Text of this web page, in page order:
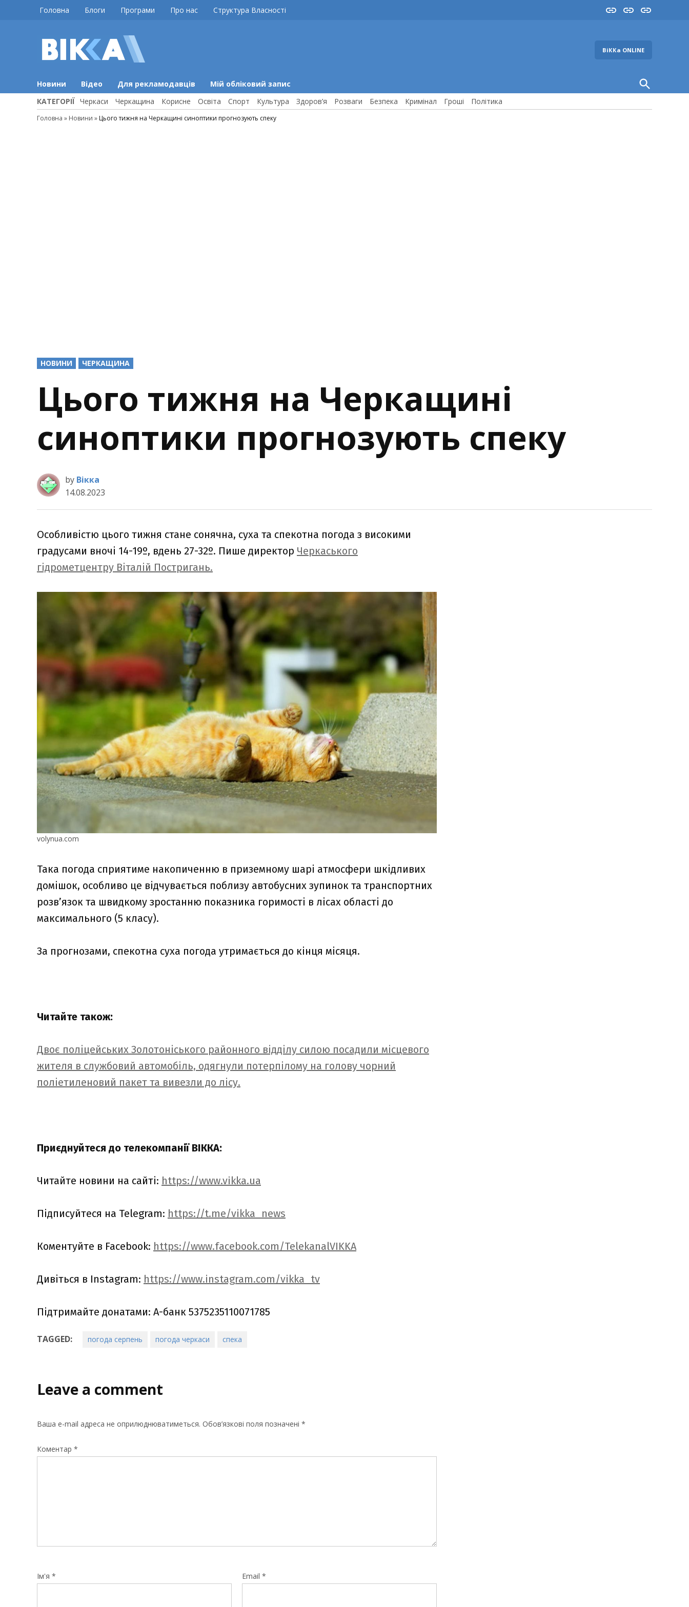
Головна Блоги Програми Про нас Структура Власності InstaYouTube
FB
ВіККа ONLINE
Новини Відео Для рекламодавців Мій обліковий запис
Open
Search
КАТЕГОРІЇ Черкаси Черкащина Корисне Освіта Спорт Культура Здоров’я Розваги Безпека Кримінал Гроші Політика
Головна » Новини » Цього тижня на Черкащині синоптики прогнозують спеку
POSTED
IN
НОВИНИ ЧЕРКАЩИНА
Цього тижня на Черкащині
синоптики прогнозують спеку
by Вікка
14.08.2023
Особливістю цього тижня стане сонячна, суха та спекотна погода з високими
градусами вночі 14-19º, вдень 27-32º. Пише директор Черкаського
гідрометцентру Віталій Постригань.
volynua.com
Така погода сприятиме накопиченню в приземному шарі атмосфери шкідливих
домішок, особливо це відчувається поблизу автобусних зупинок та транспортних
розв’язок та швидкому зростанню показника горимості в лісах області до
максимального (5 класу).
За прогнозами, спекотна суха погода утримається до кінця місяця.
Читайте також:
Двоє поліцейських Золотоніського районного відділу силою посадили місцевого
жителя в службовий автомобіль, одягнули потерпілому на голову чорний
поліетиленовий пакет та вивезли до лісу.
Приєднуйтеся до телекомпанії ВІККА:
Читайте новини на сайті: https://www.vikka.ua
Підписуйтеся на Telegram: https://t.me/vikka_news
Коментуйте в Facebook: https://www.facebook.com/TelekanalVIKKA
Дивіться в Instagram: https://www.instagram.com/vikka_tv
Підтримайте донатами: А-банк 5375235110071785
TAGGED: погода серпень погода черкаси спека
Leave a comment
Ваша e-mail адреса не оприлюднюватиметься. Обов’язкові поля позначені *
Коментар *
Ім'я * Email *